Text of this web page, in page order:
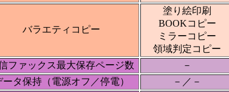
バラエティコピー
塗り絵印刷
BOOKコピー
ミラーコピー
領域判定コピー
ファックス最大保存ページ数 －
ータ保持（電源オフ／停電）
－／－